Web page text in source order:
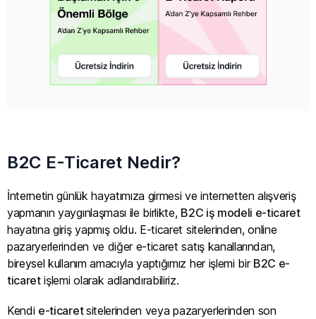
B2C E-Ticaret Nedir?
İnternetin günlük hayatımıza girmesi ve internetten alışveriş
yapmanın yaygınlaşması ile birlikte, B2C iş modeli e-ticaret
hayatına giriş yapmış oldu. E-ticaret sitelerinden, online
pazaryerlerinden ve diğer e-ticaret satış kanallarından,
bireysel kullanım amacıyla yaptığımız her işlemi bir B2C e-
ticaretişlemi olarak adlandırabiliriz.
Kendi e-ticaretsitelerinden veya pazaryerlerinden son